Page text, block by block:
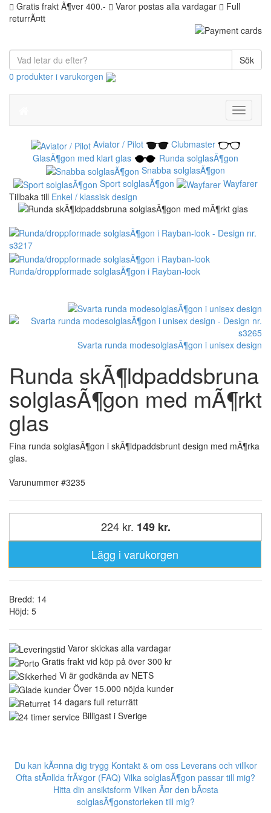
Gratis frakt Ã¶ver 400.- Varor postas alla vardagar
Full
returrÃ¤tt
Sök
0 produkter i varukorgen
Toggle
Aviator / Pilot
Clubmaster
GlasÃ¶gon med klart glas
Runda solglasÃ¶gon
Snabba solglasÃ¶gon
Sport solglasÃ¶gon
Wayfarer
Tillbaka till Enkel / klassisk design
Runda/droppformade solglasÃ¶gon i Rayban-look
Svarta runda modesolglasÃ¶gon i unisex design
Runda skÃ¶ldpaddsbruna
solglasÃ¶gon med mÃ¶rkt
glas
Fina runda solglasÃ¶gon i skÃ¶ldpaddsbrunt design med mÃ¶rka
glas.
Varunummer #3235
224 kr. 149 kr.
Lägg i varukorgen
Bredd: 14
Höjd: 5
Varor skickas alla vardagar
Gratis frakt vid köp på över 300 kr
Vi är godkända av NETS
Över 15.000 nöjda kunder
14 dagars full returrätt
Billigast i Sverige
Du kan kÃ¤nna dig trygg Kontakt & om oss Leverans och villkor
Ofta stÃ¤llda frÃ¥gor (FAQ) Vilka solglasÃ¶gon passar till mig?
Hitta din ansiktsform Vilken Ã¤r den bÃ¤sta
solglasÃ¶gonstorleken till mig?